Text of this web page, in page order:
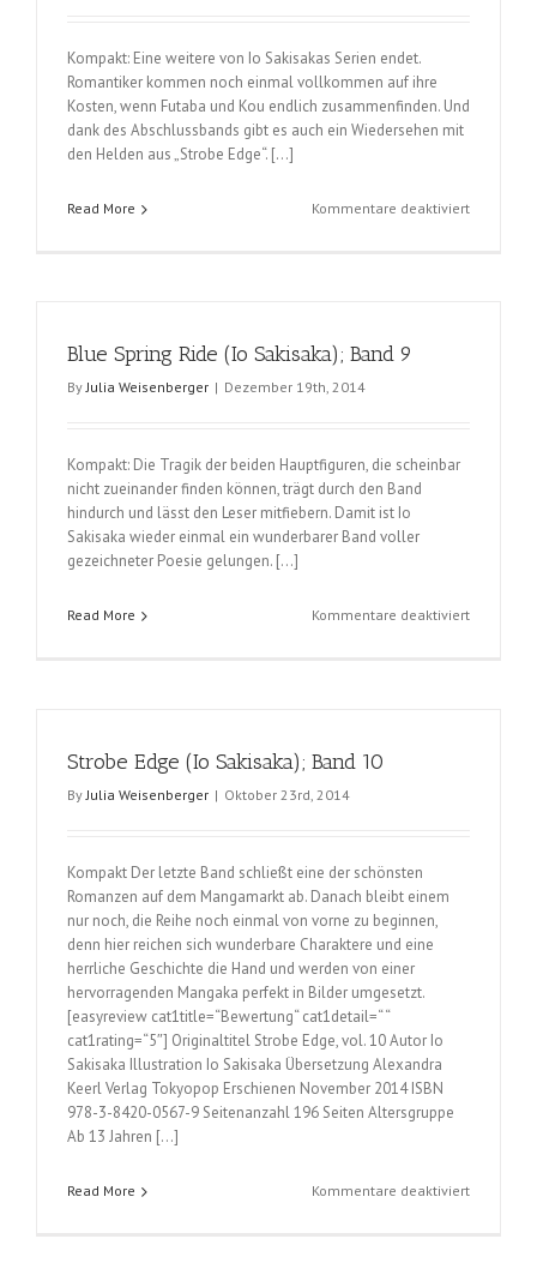
Kompakt: Eine weitere von Io Sakisakas Serien endet.
Romantiker kommen noch einmal vollkommen auf ihre
Kosten, wenn Futaba und Kou endlich zusammenfinden. Und
dank des Abschlussbands gibt es auch ein Wiedersehen mit
den Helden aus „Strobe Edge“. […]
Read More Kommentare deaktiviertfür
Blue Spring Ride (Io Sakisaka); Band 9
ByJulia Weisenberger | Dezember 19th, 2014
Kompakt: Die Tragik der beiden Hauptfiguren, die scheinbar
nicht zueinander finden können, trägt durch den Band
hindurch und lässt den Leser mitfiebern. Damit ist Io
Sakisaka wieder einmal ein wunderbarer Band voller
gezeichneter Poesie gelungen. […]
Read More Kommentare deaktiviertfür
Strobe Edge (Io Sakisaka); Band 10
ByJulia Weisenberger | Oktober 23rd, 2014
Kompakt Der letzte Band schließt eine der schönsten
Romanzen auf dem Mangamarkt ab. Danach bleibt einem
nur noch, die Reihe noch einmal von vorne zu beginnen,
denn hier reichen sich wunderbare Charaktere und eine
herrliche Geschichte die Hand und werden von einer
hervorragenden Mangaka perfekt in Bilder umgesetzt.
[easyreview cat1title=“Bewertung“ cat1detail=“ “
cat1rating=“5″] Originaltitel Strobe Edge, vol. 10 Autor Io
Sakisaka Illustration Io Sakisaka Übersetzung Alexandra
Keerl Verlag Tokyopop Erschienen November 2014 ISBN
978-3-8420-0567-9 Seitenanzahl 196 Seiten Altersgruppe
Ab 13 Jahren […]
Read More Kommentare deaktiviertfür